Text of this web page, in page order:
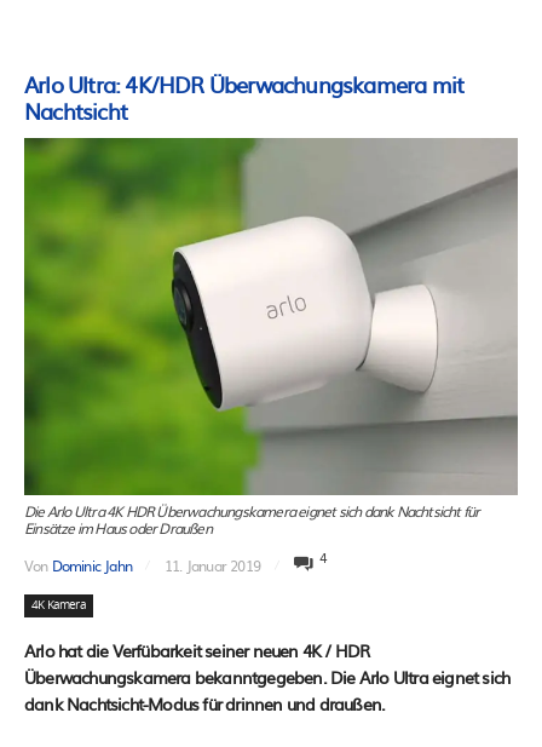
Arlo Ultra: 4K/HDR Überwachungskamera mit
Nachtsicht
Die Arlo Ultra 4K HDR Überwachungskamera eignet sich dank Nachtsicht für
Einsätze im Haus oder Draußen
Von Dominic Jahn 11. Januar 2019 4
4K Kamera
Arlo hat die Verfübarkeit seiner neuen 4K / HDR
Überwachungskamera bekanntgegeben. Die Arlo Ultra eignet sich
dank Nachtsicht-Modus für drinnen und draußen.